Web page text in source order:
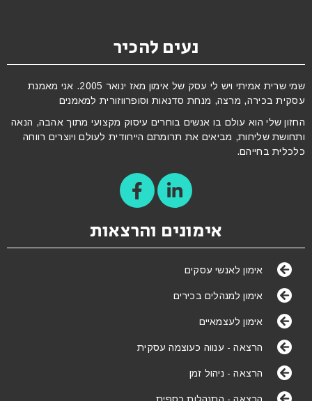
נעים להכיר
שמי שרית אמיתי ויש לי עסק של אימון מאז ינואר 2005. אני מאמנת
עסקית בכירה, מרצה, מנחת סדנאות וסופרווזורית למאמנים
החזון שלי הוא עולם בו אנשים בוחרים עיסוק מקצועי מתוך אהבה, הנאה
ותחושת שליחות, מביאים את תרומתם הייחודית לעולם ויוצרים רווחה
כלכלית בחייהם.
אימונים והרצאות
אימון לאנשי עסקים
אימון למנהלים בכירים
אימון לעצמאיים
הרצאה - ענווה כעוצמה עסקית
הרצאה - ניהול זמן